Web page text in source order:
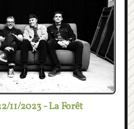
11/2023 - La Forêt